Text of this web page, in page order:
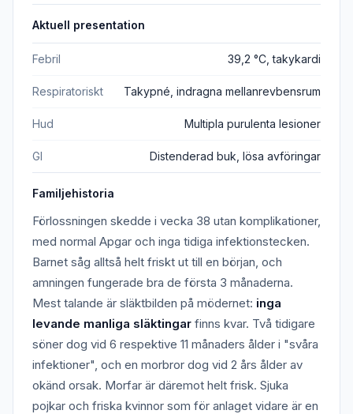
Aktuell presentation
Febril 39,2 °C, takykardi
Respiratoriskt Takypné, indragna mellanrevbensrum
Hud Multipla purulenta lesioner
GI Distenderad buk, lösa avföringar
Familjehistoria
Förlossningen skedde i vecka 38 utan komplikationer,
med normal Apgar och inga tidiga infektionstecken.
Barnet såg alltså helt friskt ut till en början, och
amningen fungerade bra de första 3 månaderna.
Mest talande är släktbilden på mödernet: inga
levande manliga släktingar finns kvar. Två tidigare
söner dog vid 6 respektive 11 månaders ålder i "svåra
infektioner", och en morbror dog vid 2 års ålder av
okänd orsak. Morfar är däremot helt frisk. Sjuka
pojkar och friska kvinnor som för anlaget vidare är en